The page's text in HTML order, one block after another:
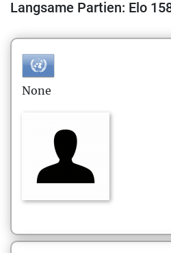
Langsame Partien: Elo
None